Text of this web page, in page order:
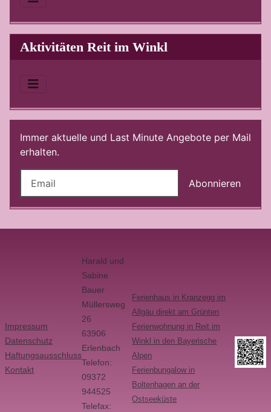
Aktivitäten Reit im Winkl
Immer aktuelle und Last Minute Angebote per Mail
erhalten.
Abonnieren
Impressum
Datenschutz
Haftungsausschluss
Kontakt
Harald und
Sabine
Bauer
Müllersweg
26
63906
Erlenbach
Telefon:
09372
944525
Telefax:
Ferienhaus in Kranzegg im
Allgäu direkt am Grünten
Ferienwohnung in Reit im
Winkl in den Bayerische
Alpen
Ferienbungalow in
Boltenhagen an der
Ostseeküste